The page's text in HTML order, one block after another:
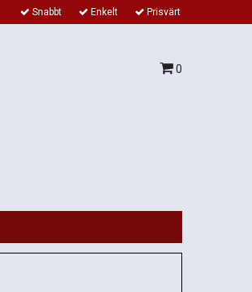
Snabbt Enkelt Prisvärt
0